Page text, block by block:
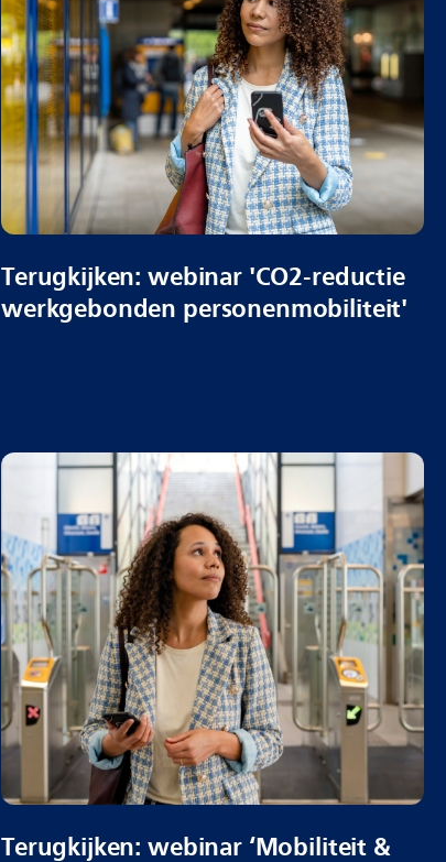
Terugkijken: webinar 'CO2-reductie
werkgebonden personenmobiliteit'
Terugkijken: webinar ‘Mobiliteit &